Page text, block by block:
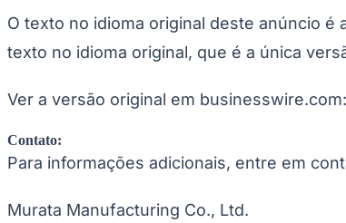
Bundesliga
Mundial 2026
O texto no idioma original deste anúncio
texto no idioma original, que é a única
Ver a versão original em businesswire.com:
Contato:
Para informações adicionais, entre em
Murata Manufacturing Co., Ltd.